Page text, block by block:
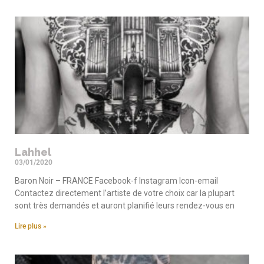
Lahhel
03/01/2020
Baron Noir – FRANCE Facebook-f Instagram Icon-email
Contactez directement l’artiste de votre choix car la plupart
sont très demandés et auront planifié leurs rendez-vous en
Lire plus »